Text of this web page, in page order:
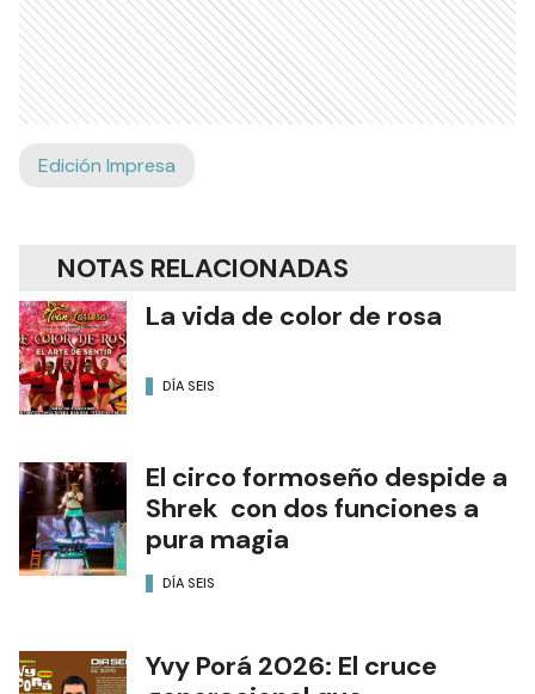
Edición Impresa
NOTAS RELACIONADAS
La vida de color de rosa
DÍA SEIS
El circo formoseño despide a
Shrek con dos funciones a
pura magia
DÍA SEIS
Yvy Porá 2026: El cruce